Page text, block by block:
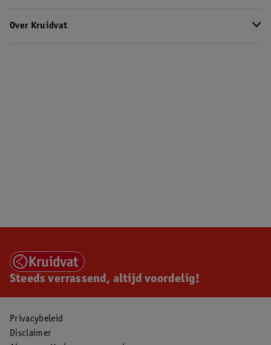
Over Kruidvat
Steeds verrassend, altijd voordelig!
Privacybeleid
Disclaimer